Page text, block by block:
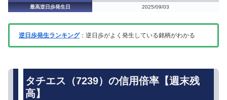
最高逆日歩発生日
2025/09/03
逆日歩発生ランキング：逆日歩がよく発生している銘柄がわかる
タチエス（7239）の信用倍率【週末残
高】